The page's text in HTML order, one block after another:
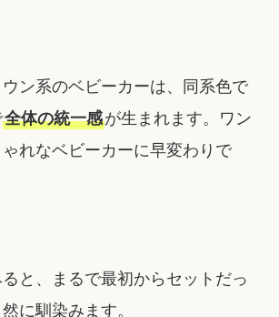
ン系のベビーカーは、同系色で
全体の統一感が生まれます。ワン
れなベビーカーに早変わりで
と、まるで最初からセットだっ
に馴染みます。